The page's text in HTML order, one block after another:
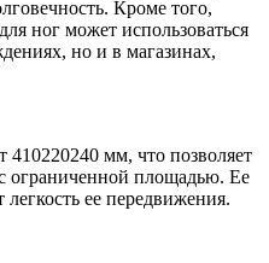
Кроме того,
ног может использоваться
но и в магазинах,
410220240 мм, что позволяет
ограниченной площадью. Ее
легкость ее передвижения.